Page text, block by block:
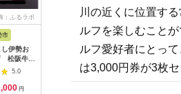
：ふるラボ
市
伊勢お
松阪牛焼
ペアお
5.0
円
出典：楽天ふるさと納
税
広島県 安芸高田市
【ふるさと納税】ゴル
クラブ 利用券 10,000
5.0
出典：
神奈川県
ひらつか
納税返礼
川の近くに位置す
ルフを楽しむこと
ルフ愛好者にとっ
は3,000円券が3枚